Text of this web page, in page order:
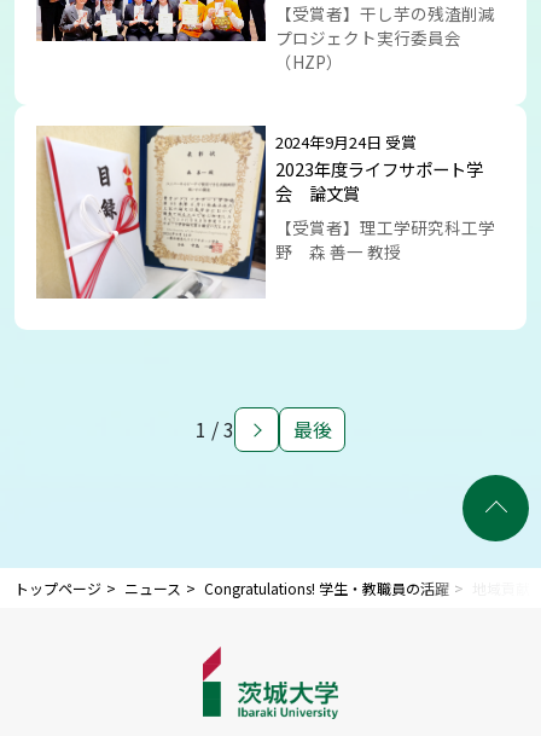
【受賞者】干し芋の残渣削減
プロジェクト実行委員会
（HZP）
2024年9月24日 受賞
2023年度ライフサポート学
会 論文賞
【受賞者】理工学研究科工学
野 森 善一 教授
1 / 3 最後
トップページ ニュース Congratulations! 学生・教職員の活躍